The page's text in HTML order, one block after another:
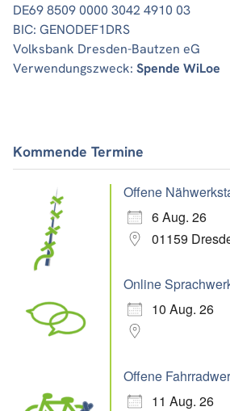
DE69 8509 0000 3042 4910 03
BIC: GENODEF1DRS
Volksbank Dresden-Bautzen eG
Verwendungszweck: Spende WiLoe
Kommende Termine
Offene
6 Aug. 26
01159
Online
10 Aug. 26
Offene
11 Aug. 26